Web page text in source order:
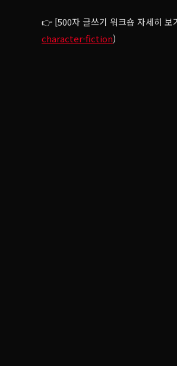
👉 [500자 글쓰기 워크숍 자세히 보
character-fiction)